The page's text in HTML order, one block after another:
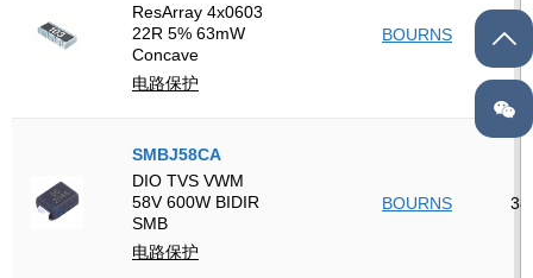
ResArray 4x0603
22R 5% 63mW
Concave
电路保护
BOURNS 16
SMBJ58CA
DIO TVS VWM
58V 600W BIDIR
SMB
电路保护
BOURNS 38